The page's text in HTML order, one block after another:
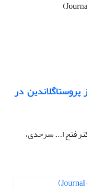
پروستاگلاندین در
فتح ا... سرحدی،